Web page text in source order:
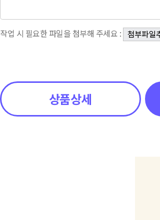
작업 시 필요한 파일을 첨부해 주세요 :
상품상세